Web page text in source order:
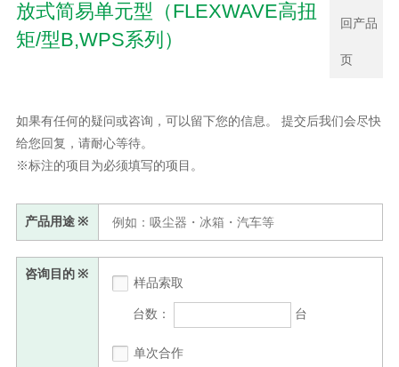
放式简易单元型（FLEXWAVE高扭
矩/型B,WPS系列）
回产品
页
如果有任何的疑问或咨询，可以留下您的信息。 提交后我们会尽快
给您回复，请耐心等待。
※标注的项目为必须填写的项目。
产品用途 ※
咨询目的 ※
样品索取
台数： 台
单次合作